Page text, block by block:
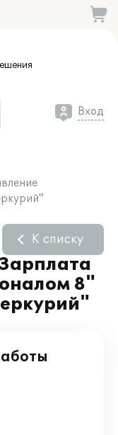
Вход
8"
К списку